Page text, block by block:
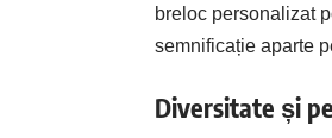
breloc personalizat
semnificație aparte
Diversitate și